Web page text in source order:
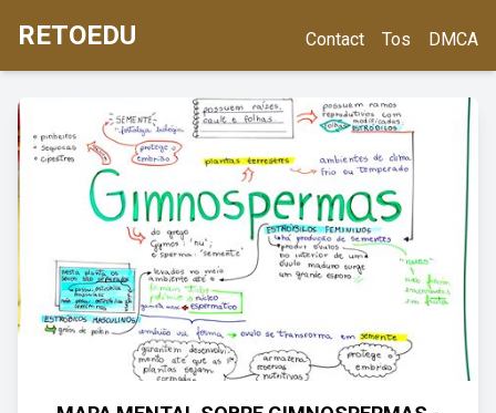
RETOEDU Contact Tos DMCA